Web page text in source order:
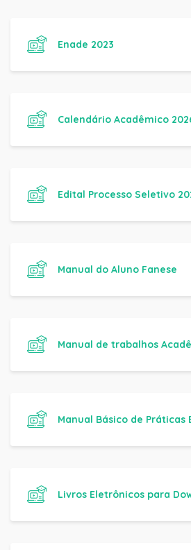
Enade 2023
Calendário Acadêmico
Edital Processo Seletivo
Manual do Aluno Fanese
Manual de trabalhos
Manual Básico de Práticas
Livros Eletrônicos para